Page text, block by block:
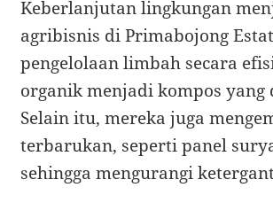
Keberlanjutan lingkungan
agribisnis di Primabojong
pengelolaan limbah secara
organik menjadi kompos
Selain itu, mereka juga
terbarukan, seperti panel
sehingga mengurangi